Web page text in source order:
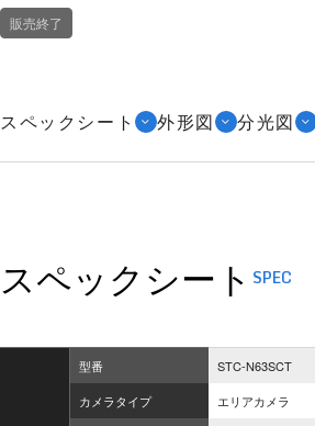
販売終了
スペックシート 外形図 分光図
SPEC
スペックシート
型番
STC-N63SCT
カメラタイプ
エリアカメラ